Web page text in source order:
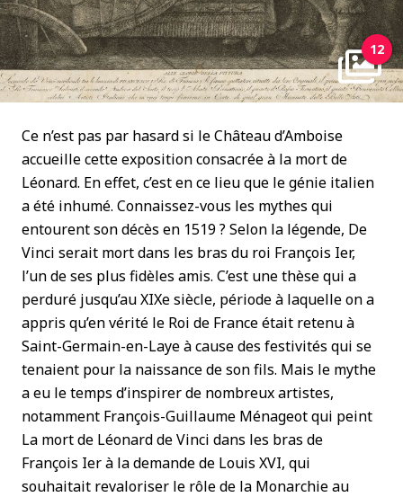
12
Ce n’est pas par hasard si le Château d’Amboise
accueille cette exposition consacrée à la mort de
Léonard. En effet, c’est en ce lieu que le génie italien
a été inhumé. Connaissez-vous les mythes qui
entourent son décès en 1519 ? Selon la légende, De
Vinci serait mort dans les bras du roi François Ier,
l’un de ses plus fidèles amis. C’est une thèse qui a
perduré jusqu’au XIXe siècle, période à laquelle on a
appris qu’en vérité le Roi de France était retenu à
Saint-Germain-en-Laye à cause des festivités qui se
tenaient pour la naissance de son fils. Mais le mythe
a eu le temps d’inspirer de nombreux artistes,
notamment François-Guillaume Ménageot qui peint
La mort de Léonard de Vinci dans les bras de
François Ier à la demande de Louis XVI, qui
souhaitait revaloriser le rôle de la Monarchie au